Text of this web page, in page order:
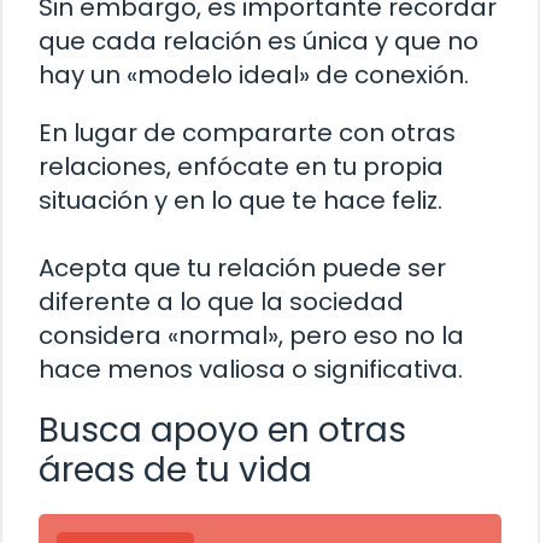
Sin embargo, es importante recordar
que cada relación es única y que no
hay un «modelo ideal» de conexión.
En lugar de compararte con otras
relaciones, enfócate en tu propia
situación y en lo que te hace feliz.
Acepta que tu relación puede ser
diferente a lo que la sociedad
considera «normal», pero eso no la
hace menos valiosa o significativa.
Busca apoyo en otras
áreas de tu vida